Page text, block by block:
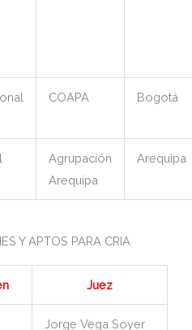
COAPA Bogotá
Agrupación
Arequipa
Arequipa
Y APTOS PARA CRIA
Juez
Jorge Vega Soyer